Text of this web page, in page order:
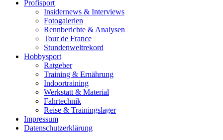
Profisport
Insidernews & Interviews
Fotogalerien
Rennberichte & Analysen
Tour de France
Stundenweltrekord
Hobbysport
Ratgeber
Training & Ernährung
Indoortraining
Werkstatt & Material
Fahrtechnik
Reise & Trainingslager
Impressum
Datenschutzerklärung